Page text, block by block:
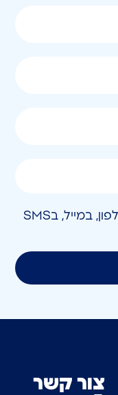
אני מאשר/ת קבלת חומר פרסומי בטלפון, במייל, בSMS
צור קשר